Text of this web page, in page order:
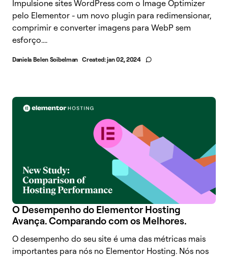
Impulsione sites WordPress com o Image Optimizer
pelo Elementor - um novo plugin para redimensionar,
comprimir e converter imagens para WebP sem
esforço....
Daniela Belen Soibelman Created:jan 02, 2024
O Desempenho do Elementor Hosting
Avança. Comparando com os Melhores.
O desempenho do seu site é uma das métricas mais
importantes para nós no Elementor Hosting. Nós nos